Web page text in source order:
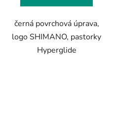
černá povrchová úprava,
logo SHIMANO, pastorky
Hyperglide